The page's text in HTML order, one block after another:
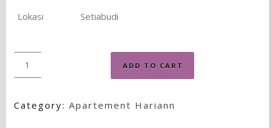
Lokasi
Setiabudi
ADD TO CART
Category:Apartement Hariann